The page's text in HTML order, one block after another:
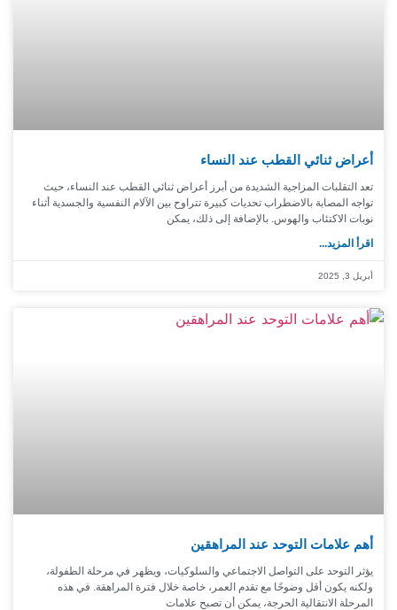
أعراض ثنائي القطب عند النساء
تعد التقلبات المزاجية الشديدة من أبرز أعراض ثنائي القطب عند النساء، حيث
تواجه المصابة بالاضطراب تحديات كبيرة تتراوح بين الآلام النفسية والجسدية أثناء
نوبات الاكتئاب والهوس. بالإضافة إلى ذلك، يمكن
اقرأ المزيد...
أبريل 3, 2025
أهم علامات التوحد عند المراهقين
يؤثر التوحد على التواصل الاجتماعي والسلوكيات، ويظهر في مرحلة الطفولة،
ولكنه يكون أقل وضوحًا مع تقدم العمر، خاصة خلال فترة المراهقة. في هذه
المرحلة الانتقالية الحرجة، يمكن أن تصبح علامات